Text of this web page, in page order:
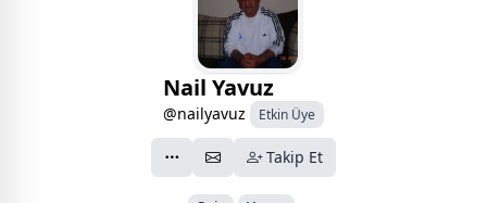
Nail Yavuz
@nailyavuz Etkin Üye
Takip Et